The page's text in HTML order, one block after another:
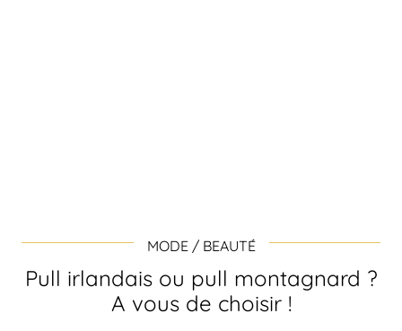
MODE / BEAUTÉ
Pull irlandais ou pull montagnard ?
A vous de choisir !